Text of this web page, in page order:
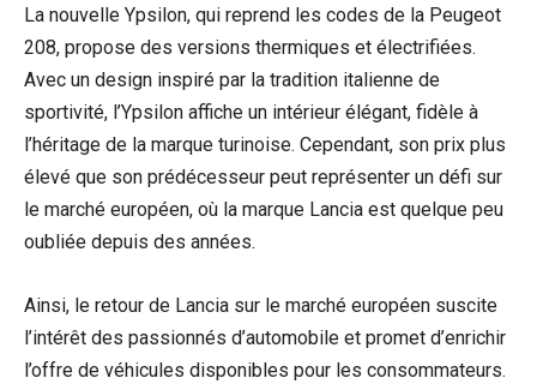
La nouvelle Ypsilon, qui reprend les codes de la Peugeot
208, propose des versions thermiques et électrifiées.
Avec un design inspiré par la tradition italienne de
sportivité, l’Ypsilon affiche un intérieur élégant, fidèle à
l’héritage de la marque turinoise. Cependant, son prix plus
élevé que son prédécesseur peut représenter un défi sur
le marché européen, où la marque Lancia est quelque peu
oubliée depuis des années.
Ainsi, le retour de Lancia sur le marché européen suscite
l’intérêt des passionnés d’automobile et promet d’enrichir
l’offre de véhicules disponibles pour les consommateurs.